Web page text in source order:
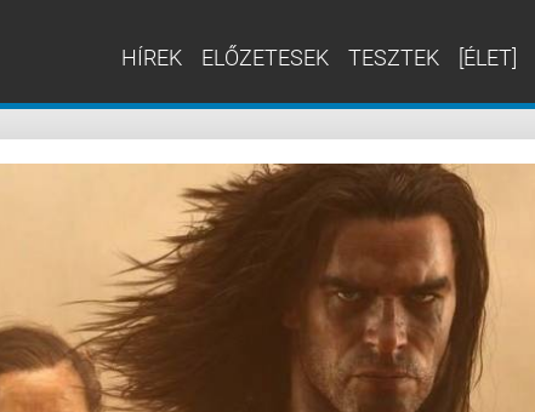
HÍREK ELŐZETESEK TESZTEK [ÉLET]